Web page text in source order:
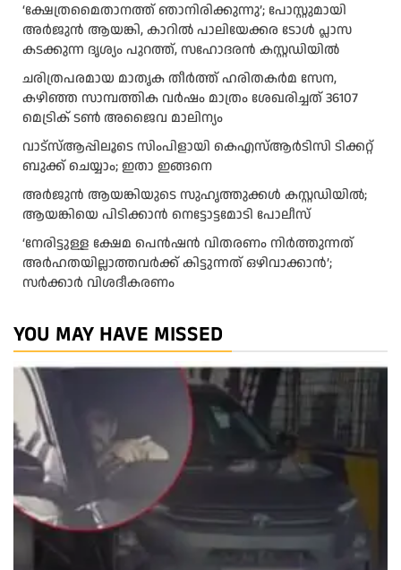
‘ക്ഷേത്രമൈതാനത്ത് ഞാനിരിക്കുന്നു’; പോസ്റ്റുമായി
അർജുൻ ആയങ്കി, കാറിൽ പാലിയേക്കര ടോൾ പ്ലാസ
കടക്കുന്ന ദൃശ്യം പുറത്ത്, സഹോദരൻ കസ്റ്റഡിയിൽ
ചരിത്രപരമായ മാതൃക തീര്‍ത്ത് ഹരിതകര്‍മ സേന,
കഴിഞ്ഞ സാമ്പത്തിക വര്‍ഷം മാത്രം ശേഖരിച്ചത് 36107
മെട്രിക് ടണ്‍ അജൈവ മാലിന്യം
വാട്‌സ്ആപ്പിലൂടെ സിംപിളായി കെഎസ്ആര്‍ടിസി ടിക്കറ്റ്
ബുക്ക് ചെയ്യാം; ഇതാ ഇങ്ങനെ
അർജുൻ ആയങ്കിയുടെ സുഹൃത്തുക്കൾ കസ്റ്റഡിയിൽ;
ആയങ്കിയെ പിടിക്കാൻ നെട്ടോട്ടമോടി പോലീസ്
‘നേരിട്ടുള്ള ക്ഷേമ പെൻഷൻ വിതരണം നി‍‍ർത്തുന്നത്
അർഹതയില്ലാത്തവർക്ക് കിട്ടുന്നത് ഒഴിവാക്കാൻ’;
സർക്കാ‍ർ വിശദീകരണം
YOU MAY HAVE MISSED